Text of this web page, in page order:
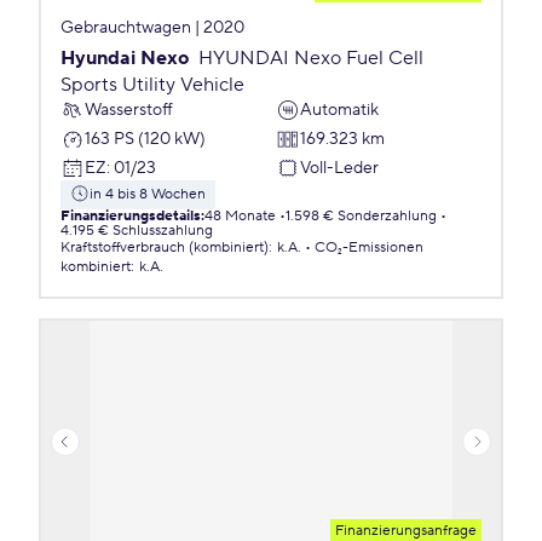
Gebrauchtwagen | 2020
Hyundai Nexo HYUNDAI Nexo Fuel Cell
Sports Utility Vehicle
Wasserstoff
Automatik
163 PS (120 kW)
169.323 km
EZ: 01/23 Voll-Leder
in 4 bis 8 Wochen
Finanzierungsdetails:48 Monate 1.598 € Sonderzahlung
4.195 € Schlusszahlung
Kraftstoffverbrauch (kombiniert): k.A.
CO₂-Emissionen
kombiniert: k.A.
Finanzierungsanfrage